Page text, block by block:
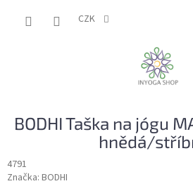
CZK
BODHI Taška na jógu
hnědá/
4791
Značka: BODHI